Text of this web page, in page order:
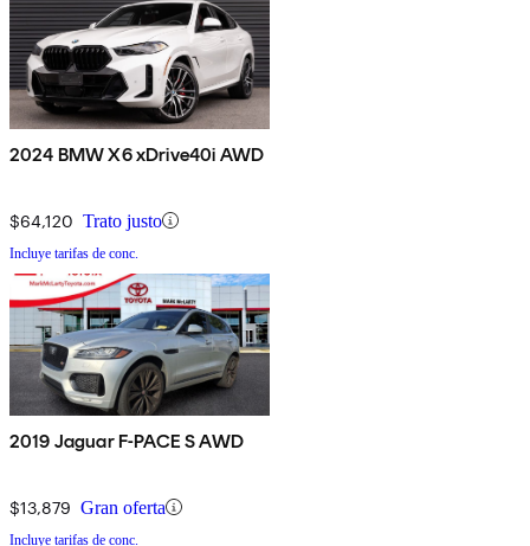
2024 BMW X6 xDrive40i AWD
$64,120 Trato justo
Incluye tarifas de conc.
2019 Jaguar F-PACE S AWD
$13,879 Gran oferta
Incluye tarifas de conc.